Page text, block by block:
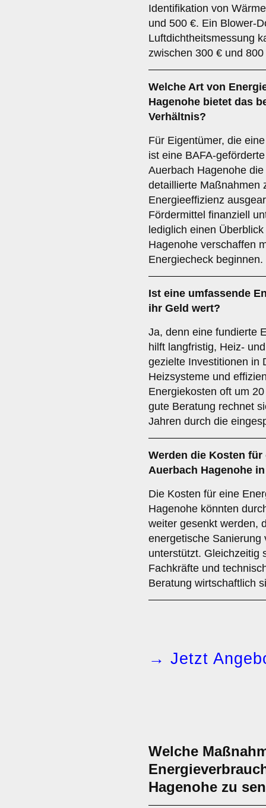
Identifikation von
und 500 €. Ein Blower-
Luftdichtheitsmessung
zwischen 300 € und
Welche Art von
Hagenohe bietet das
Verhältnis?
Für Eigentümer, die
ist eine BAFA-
Auerbach Hagenohe
detaillierte Maßnahmen
Energieeffizienz
Fördermittel finanziell
lediglich einen
Hagenohe verschaffen
Energiecheck beginnen.
Ist eine umfassende
ihr Geld wert?
Ja, denn eine fundierte
hilft langfristig, Heiz-
gezielte Investitionen in
Heizsysteme und
Energiekosten oft um
gute Beratung rechnet
Jahren durch die
Werden die Kosten
Auerbach Hagenohe
Die Kosten für eine
Hagenohe könnten
weiter gesenkt werden,
energetische Sanierung
unterstützt. Gleichzeitig
Fachkräfte und
Beratung wirtschaftlich
→ Jetzt
Welche
Hagenohe zu